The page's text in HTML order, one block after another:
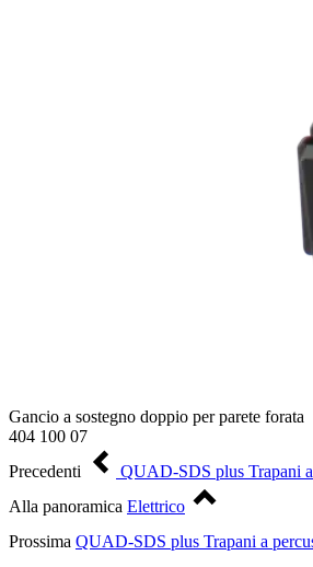
Gancio a sostegno doppio per parete forata
404 100 07
Precedenti
QUAD-SDS plus Trapani
Alla panoramica Elettrico
Prossima QUAD-SDS plus Trapani a